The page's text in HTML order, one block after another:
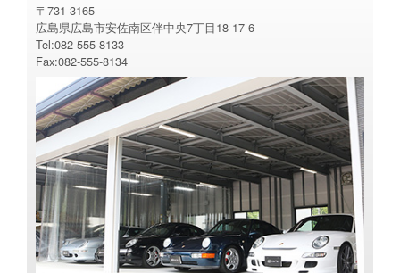
〒731-3165
広島県広島市安佐南区伴中央7丁目18-17-6
Tel:082-555-8133
Fax:082-555-8134